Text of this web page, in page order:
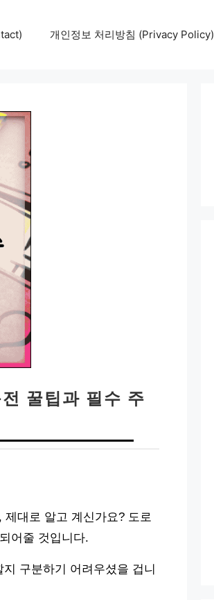
개인정보 처리방침 (Privacy Policy)
꿀팁과 필수 주
대로 알고 계신가요? 도로
어줄 것입니다.
구분하기 어려우셨을 겁니